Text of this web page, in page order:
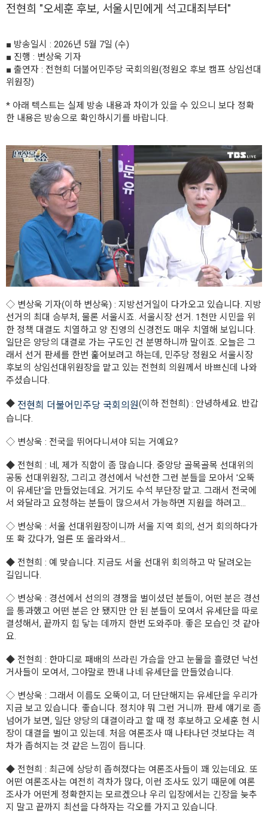
전현희 "오세훈 후보, 서울시민에게 석고대죄부터"
■ 방송일시 : 2026년 5월 7일 (수)
■ 진행 : 변상욱 기자
■ 출연자 : 전현희 더불어민주당 국회의원(정원오 후보 캠프 상임선대
위원장)
* 아래 텍스트는 실제 방송 내용과 차이가 있을 수 있으니 보다 정확
한 내용은 방송으로 확인하시기를 바랍니다.
◇ 변상욱 기자(이하 변상욱) : 지방선거일이 다가오고 있습니다. 지방
선거의 최대 승부처, 물론 서울시죠. 서울시장 선거. 1천만 시민을 위
한 정책 대결도 치열하고 양 진영의 신경전도 매우 치열해 보입니다.
일단은 양당의 대결로 가는 구도인 건 분명하니까 말이죠. 오늘은 그
래서 선거 판세를 한번 훑어보려고 하는데, 민주당 정원오 서울시장
후보의 상임선대위원장을 맡고 있는 전현희 의원께서 바쁘신데 나와
주셨습니다.
◆ 전현희 더불어민주당 국회의원(이하 전현희) : 안녕하세요. 반갑
습니다.
◇ 변상욱 : 전국을 뛰어다니셔야 되는 거예요?
◆ 전현희 : 네, 제가 직함이 좀 많습니다. 중앙당 골목골목 선대위의
공동 선대위원장, 그리고 경선에서 낙선한 그런 분들을 모아서 '오뚝
이 유세단'을 만들었는데요. 거기도 수석 부단장 맡고. 그래서 전국에
서 와달라고 요청하는 분들이 많으셔서 가능하면 지원을 하려고...
◇ 변상욱 : 서울 선대위원장이니까 서울 지역 회의, 선거 회의하다가
또 확 갔다가, 얼른 또 올라와서...
◆ 전현희 : 예 맞습니다. 지금도 서울 선대위 회의하고 막 달려오는
길입니다.
◇ 변상욱 : 경선에서 선의의 경쟁을 벌이셨던 분들이, 어떤 분은 경선
을 통과했고 어떤 분은 안 됐지만 안 된 분들이 모여서 유세단을 따로
결성해서, 끝까지 힘 닿는 데까지 한번 도와주마. 좋은 모습인 것 같아
요.
◆ 전현희 : 한마디로 패배의 쓰라린 가슴을 안고 눈물을 흘렸던 낙선
거사들이 모여서, 그야말로 짠내 나네 유세단을 만들었습니다.
◇ 변상욱 : 그래서 이름도 오뚝이고, 더 단단해지는 유세단을 우리가
지금 보고 있습니다. 좋습니다. 정치야 뭐 그런 거니까. 판세 얘기로 좀
넘어가 보면, 일단 양당의 대결이라고 할 때 정 후보하고 오세훈 현 시
장이 대결을 벌이고 있는데. 처음 여론조사 때 나타나던 것보다는 격
차가 좁혀지는 것 같은 느낌이 듭니다.
◆ 전현희 : 최근에 상당히 좁혀졌다는 여론조사들이 꽤 있는데요. 또
어떤 여론조사는 여전히 격차가 많다, 이런 조사도 있기 때문에 여론
조사가 어떤게 정확한지는 모르겠으나 우리 입장에서는 긴장을 늦추
지 말고 끝까지 최선을 다하자는 각오를 가지고 있습니다.